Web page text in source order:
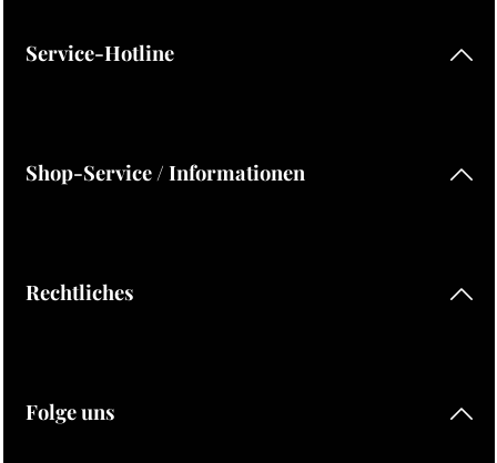
Service-Hotline
Shop-Service / Informationen
Rechtliches
Folge uns